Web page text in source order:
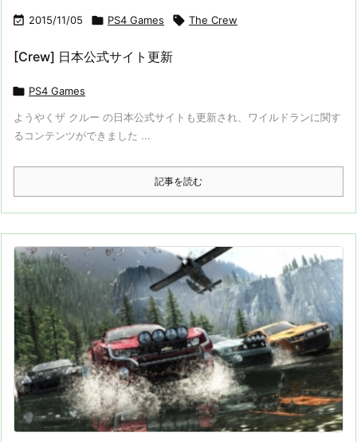
 2015/11/05  PS4 Games  The Crew
[Crew] 日本公式サイト更新
 PS4 Games
ようやくザ クルー の日本公式サイトも更新され、ワイルドランに関す
るコンテンツができました ...
記事を読む